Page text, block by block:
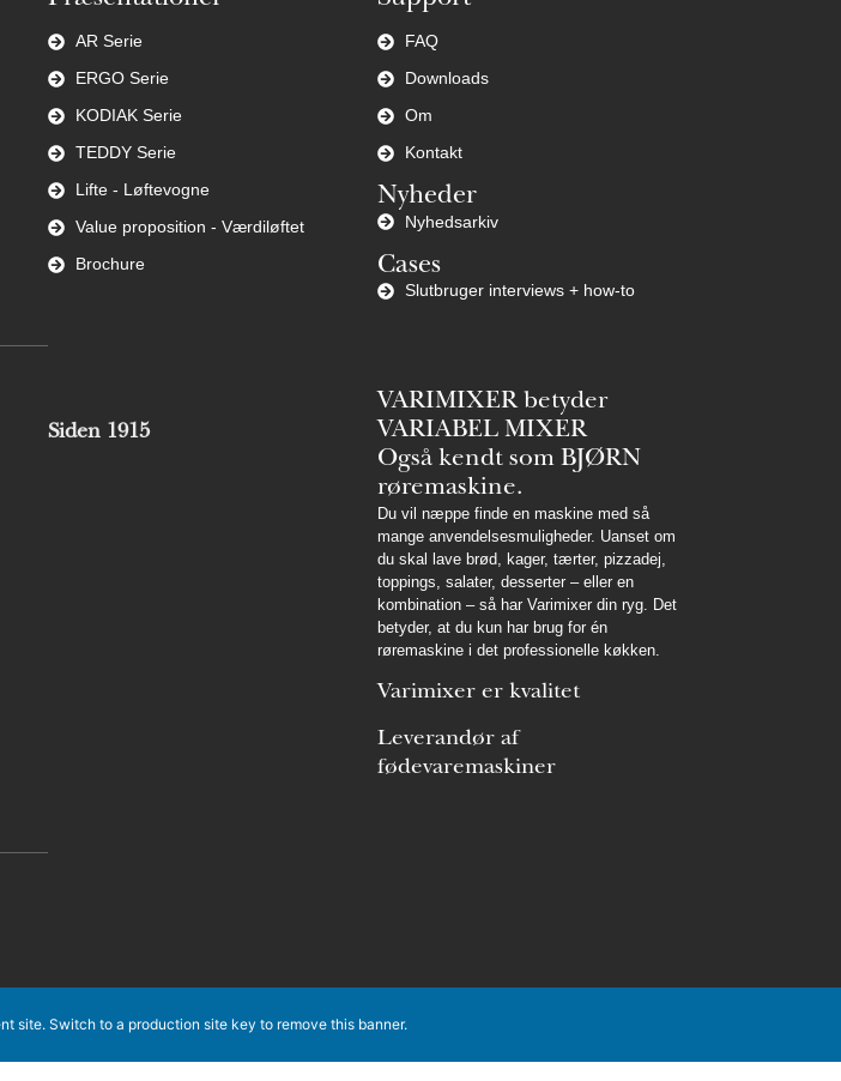
AR Serie
ERGO Serie
KODIAK Serie
TEDDY Serie
Lifte - Løftevogne
Value proposition - Værdiløftet
Brochure
FAQ
Downloads
Om
Kontakt
Nyheder
Nyhedsarkiv
Cases
Slutbruger interviews + how-to
Siden 1915
VARIMIXER betyder
VARIABEL MIXER
Også kendt som BJØRN
røremaskine.
Du vil næppe finde en maskine med så
mange anvendelsesmuligheder. Uanset om
du skal lave brød, kager, tærter, pizzadej,
toppings, salater, desserter – eller en
kombination – så har Varimixer din ryg. Det
betyder, at du kun har brug for én
røremaskine i det professionelle køkken.
Varimixer er kvalitet
Leverandør af
fødevaremaskiner
site. Switch to a production site key to remove this banner.